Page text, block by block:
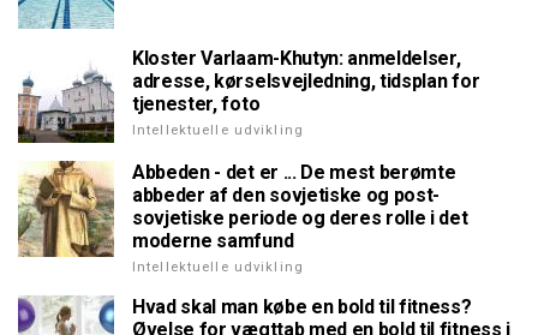
Kloster Varlaam-Khutyn: anmeldelser,
adresse, kørselsvejledning, tidsplan for
tjenester, foto
Intellektuelle udvikling
Abbeden - det er ... De mest berømte
abbeder af den sovjetiske og post-
sovjetiske periode og deres rolle i det
moderne samfund
Intellektuelle udvikling
Hvad skal man købe en bold til fitness?
Øvelse for vægttab med en bold til fitness i